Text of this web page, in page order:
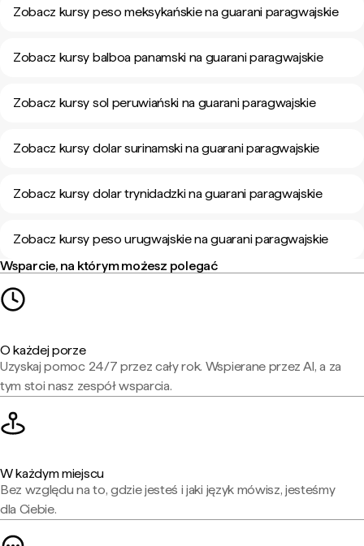
Zobacz kursy peso meksykańskie na guarani paragwajskie
Zobacz kursy balboa panamski na guarani paragwajskie
Zobacz kursy sol peruwiański na guarani paragwajskie
Zobacz kursy dolar surinamski na guarani paragwajskie
Zobacz kursy dolar trynidadzki na guarani paragwajskie
Zobacz kursy peso urugwajskie na guarani paragwajskie
Wsparcie, na którym możesz polegać
O każdej porze
Uzyskaj pomoc 24/7 przez cały rok. Wspierane przez AI, a za
tym stoi nasz zespół wsparcia.
W każdym miejscu
Bez względu na to, gdzie jesteś i jaki język mówisz, jesteśmy
dla Ciebie.